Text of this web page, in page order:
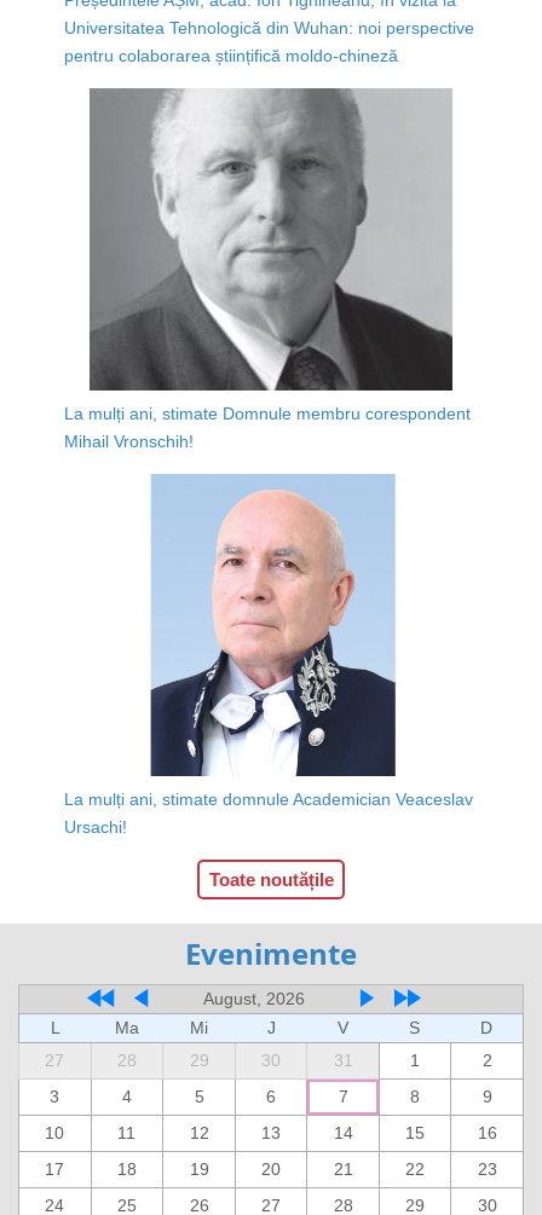
Universitatea Tehnologică din Wuhan: noi perspective
pentru colaborarea științifică moldo-chineză
La mulți ani, stimate Domnule membru corespondent
Mihail Vronschih!
La mulți ani, stimate domnule Academician Veaceslav
Ursachi!
Toate noutățile
Evenimente
August, 2026
L
Ma Mi J V S
D
27
28 29 30 31 1
2
3
4 5 6 7 8
9
10
11 12 13 14 15
16
17
18 19 20 21 22
23
24
25 26 27 28 29
30